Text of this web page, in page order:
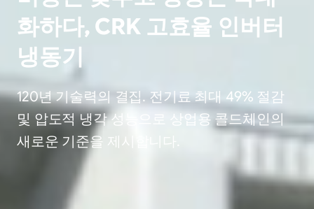
화하다, CRK 고효율 인버터
냉동기
120년 기술력의 결집. 전기료 최대 49% 절감
및 압도적 냉각 성능으로 상업용 콜드체인의
새로운 기준을 제시합니다.